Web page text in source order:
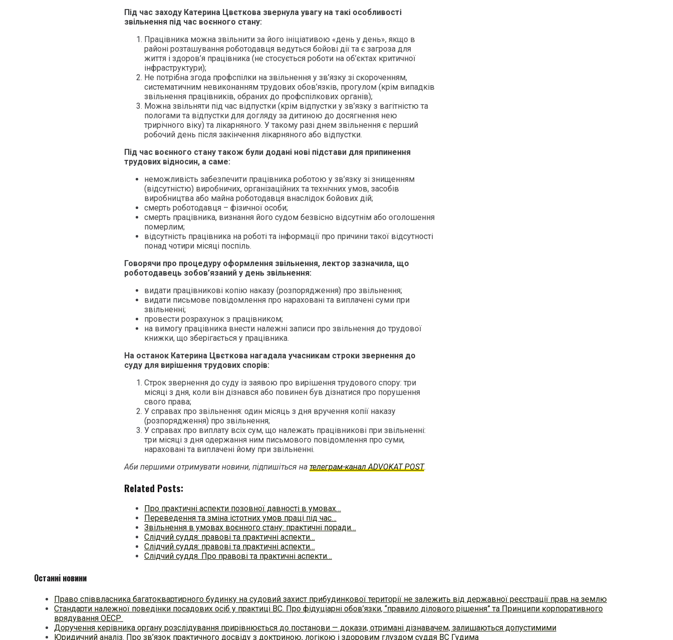
Під час заходу Катерина Цвєткова звернула увагу на такі особливості
звільнення під час воєнного стану:
Працівника можна звільнити за його ініціативою «день у день», якщо в
районі розташування роботодавця ведуться бойові дії та є загроза для
життя і здоров’я працівника (не стосується роботи на об’єктах критичної
інфраструктури);
Не потрібна згода профспілки на звільнення у зв’язку зі скороченням,
систематичним невиконанням трудових обов’язків, прогулом (крім випадків
звільнення працівників, обраних до профспілкових органів);
Можна звільняти під час відпустки (крім відпустки у зв’язку з вагітністю та
пологами та відпустки для догляду за дитиною до досягнення нею
трирічного віку) та лікарняного. У такому разі днем звільнення є перший
робочий день після закінчення лікарняного або відпустки.
Під час воєнного стану також були додані нові підстави для припинення
трудових відносин, а саме:
неможливість забезпечити працівника роботою у зв’язку зі знищенням
(відсутністю) виробничих, організаційних та технічних умов, засобів
виробництва або майна роботодавця внаслідок бойових дій;
смерть роботодавця – фізичної особи;
смерть працівника, визнання його судом безвісно відсутнім або оголошення
померлим;
відсутність працівника на роботі та інформації про причини такої відсутності
понад чотири місяці поспіль.
Говорячи про процедуру оформлення звільнення, лектор зазначила, що
роботодавець зобов’язаний у день звільнення:
видати працівникові копію наказу (розпорядження) про звільнення;
видати письмове повідомлення про нараховані та виплачені суми при
звільненні;
провести розрахунок з працівником;
на вимогу працівника внести належні записи про звільнення до трудової
книжки, що зберігається у працівника.
На останок Катерина Цвєткова нагадала учасникам строки звернення до
суду для вирішення трудових спорів:
Строк звернення до суду із заявою про вирішення трудового спору: три
місяці з дня, коли він дізнався або повинен був дізнатися про порушення
свого права;
У справах про звільнення: один місяць з дня вручення копії наказу
(розпорядження) про звільнення;
У справах про виплату всіх сум, що належать працівникові при звільненні:
три місяці з дня одержання ним письмового повідомлення про суми,
нараховані та виплачені йому при звільненні.
Аби першими отримувати новини, підпишіться на телеграм-канал ADVOKAT POST.
Related Posts:
Про практичні аспекти позовної давності в умовах…
Переведення та зміна істотних умов праці під час…
Звільнення в умовах воєнного стану: практичні поради…
Слідчий суддя: правові та практичні аспекти…
Слідчий суддя: правові та практичні аспекти…
Слідчий суддя. Про правові та практичні аспекти…
Останні новини
Право співвласника багатоквартирного будинку на судовий захист прибудинкової території не залежить від державної реєстрації прав на землю
Стандарти належної поведінки посадових осіб у практиці ВC. Про фідуціарні обов’язки, “правило ділового рішення” та Принципи корпоративного
врядування ОЕСР
Доручення керівника органу розслідування прирівнюється до постанови — докази, отримані дізнавачем, залишаються допустимими
Юридичний аналіз. Про зв’язок практичного досвіду з доктриною, логікою і здоровим глуздом суддя ВС Гудима